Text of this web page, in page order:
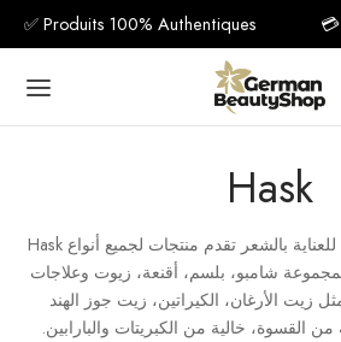
✅ Produits 100% Authentiques
Hask
Hask هي علامة تجارية أمريكية للعناية بالشعر تقدم منتجات لجميع أنواع
شامبو، بلسم، أقنعة، زيوت وعلاجات
زيت الأرغان، الكيراتين، زيت جوز الهند
100٪ خالية من القسوة، خالية من الكبريتات والبارابين.
Back
مكمل